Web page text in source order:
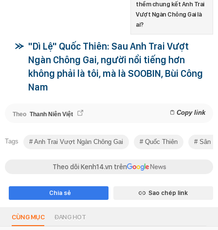
thềm chung kết Anh Trai
Vượt Ngàn Chông Gai là
ai?
"Dì Lệ" Quốc Thiên: Sau Anh Trai Vượt
Ngàn Chông Gai, người nổi tiếng hơn
không phải là tôi, mà là SOOBIN, Bùi Công
Nam
Theo Thanh Niên Việt Copy link
Tags Anh Trai Vượt Ngàn Chông Gai Quốc Thiên Sân
Theo dõi Kenh14.vn trên
Chia sẻ Sao chép link
CÙNG MỤC ĐANG HOT